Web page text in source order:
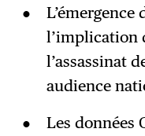
l’implication
l’assassinat
audience
Les données